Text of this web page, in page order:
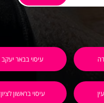
עיסוי בבאר יעקב
עיסוי בראשון לציון